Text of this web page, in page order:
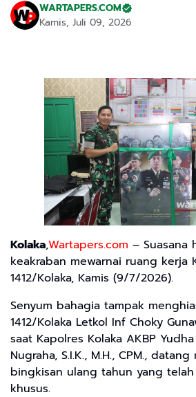
WARTAPERS.COM
Kamis, Juli 09, 2026
Kolaka,Wartapers.com – Suasana
keakraban mewarnai ruang kerja
1412/Kolaka, Kamis (9/7/2026).
Senyum bahagia tampak
1412/Kolaka Letkol Inf Choky
saat Kapolres Kolaka AKBP
Nugraha, S.I.K., M.H., CPM.,
bingkisan ulang tahun yang
khusus.